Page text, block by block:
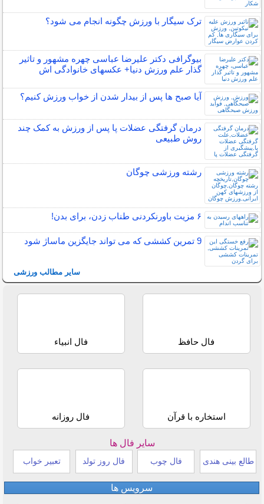
ترک سیگار با ورزش چگونه انجام می شود؟
بیوگرافی دکتر علیرضا عباسی چهره مشهور و تاثیر
گذار علم ورزش دنیا+ عکسهای خانوادگی اش
آیا صبح ها پس از بیدار شدن از خواب ورزش کنیم؟
درمان گرفتگی عضلات پا پس از ورزش به کمک چند
روش طبیعی
رشته ورزشی چوگان
۶ مزیت باورنکردنی طناب زدن، برای بدن!
9 تمرین کششی که می تواند جایگزین ماساژ شود
سایر مطالب ورزشی
فال حافظ فال انبیاء
استخاره با قرآن فال روزانه
سایر فال ها
طالع بینی هندی فال چوب فال روز تولد تعبیر خواب
سرویس ها